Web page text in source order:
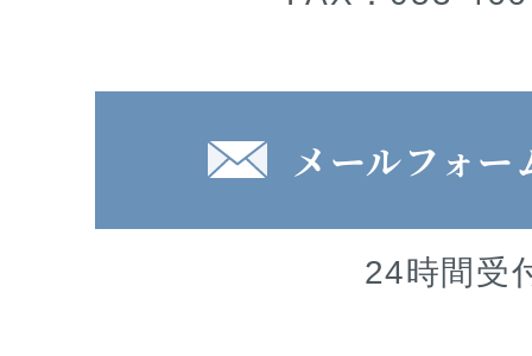
メールフォー
24時間受